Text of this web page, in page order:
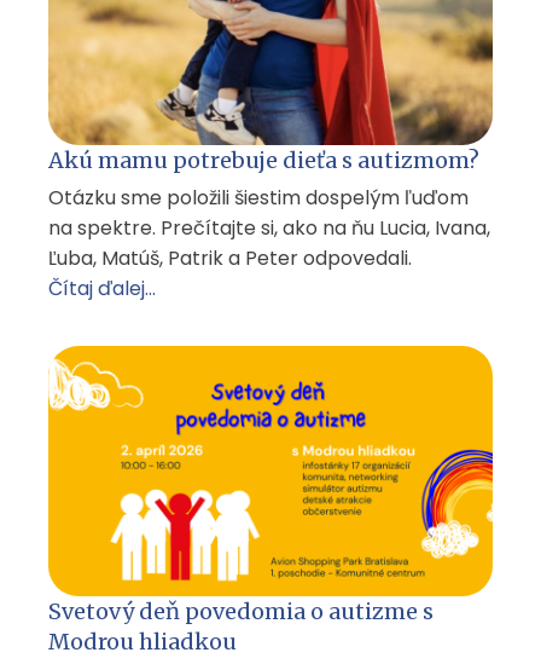
Akú mamu potrebuje dieťa s autizmom?
Otázku sme položili šiestim dospelým ľuďom
na spektre. Prečítajte si, ako na ňu Lucia, Ivana,
Ľuba, Matúš, Patrik a Peter odpovedali.
Čítaj ďalej...
Svetový deň povedomia o autizme s
Modrou hliadkou